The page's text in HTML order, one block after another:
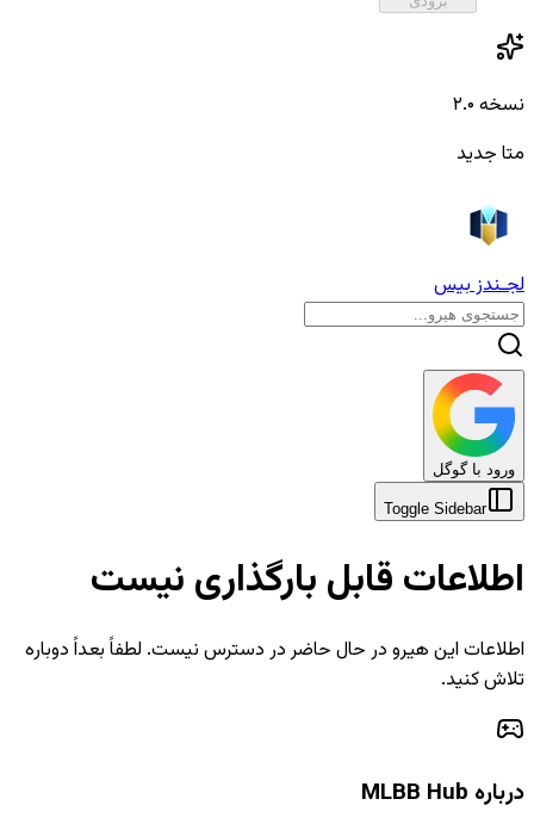
نسخه ۲.۰
متا جدید
لجـندز بیس
ورود با گوگل
Toggle Sidebar
اطلاعات قابل بارگذاری نیست
اطلاعات این هیرو در حال حاضر در دسترس نیست. لطفاً بعداً دوباره
تلاش کنید.
درباره MLBB Hub